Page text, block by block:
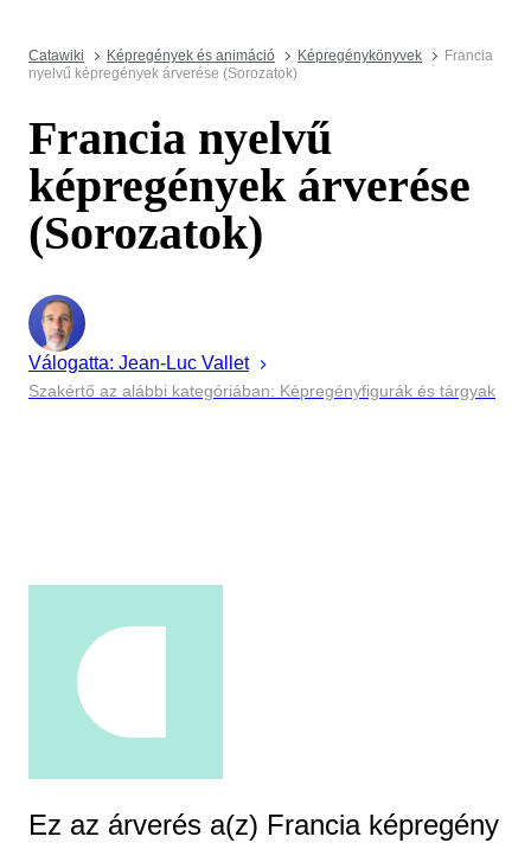
Catawiki Képregények és animáció Képregénykönyvek
Francia
nyelvű képregények árverése (Sorozatok)
Francia nyelvű
képregények árverése
(Sorozatok)
Válogatta: Jean-Luc Vallet
Szakértő az alábbi kategóriában: Képregényfigurák és tárgyak
Ez az árverés a(z) Francia képregény